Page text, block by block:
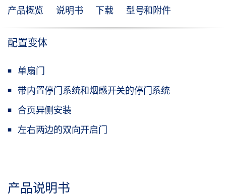
产品概览 说明书 下载 型号和附件
配置变体
单扇门
带内置停门系统和烟感开关的停门系统
合页异侧安装
左右两边的双向开启门
产品说明书